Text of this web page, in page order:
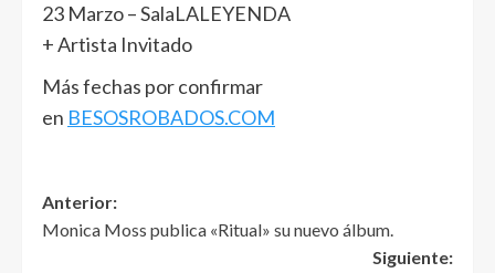
23 Marzo – SalaLALEYENDA
+ Artista Invitado
Más fechas por confirmar
en BESOSROBADOS.COM
Anterior:
Monica Moss publica «Ritual» su nuevo álbum.
Siguiente: